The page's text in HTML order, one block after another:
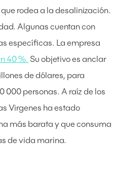
rodea a la desalinización.
Algunas cuentan con
específicas. La empresa
40 %. Su objetivo es anclar
de dólares, para
000 personas. A raíz de los
Virgenes ha estado
más barata y que consuma
de vida marina.